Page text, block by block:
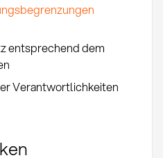
entsprechend dem
Verantwortlichkeiten